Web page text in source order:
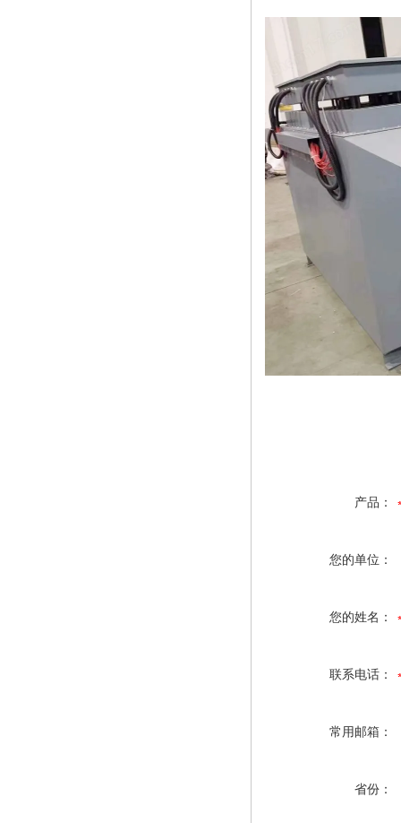
产品：
您的单位：
您的姓名：
联系电话：
常用邮箱：
省份：